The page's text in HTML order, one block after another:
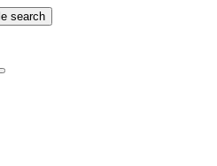
search